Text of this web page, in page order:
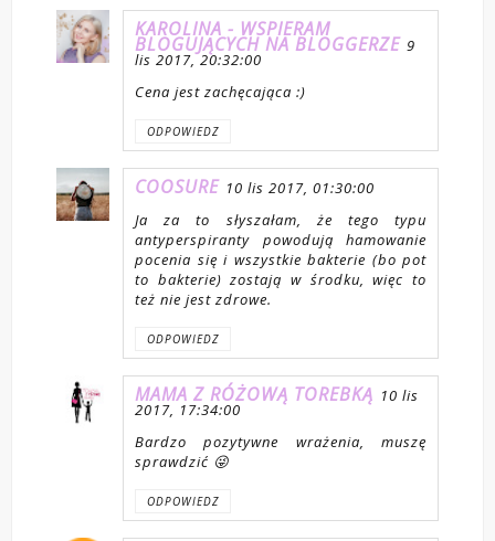
KAROLINA - WSPIERAM
BLOGUJĄCYCH NA BLOGGERZE 9
lis 2017, 20:32:00
Cena jest zachęcająca :)
ODPOWIEDZ
COOSURE 10 lis 2017, 01:30:00
Ja za to słyszałam, że tego typu
antyperspiranty powodują hamowanie
pocenia się i wszystkie bakterie (bo pot
to bakterie) zostają w środku, więc to
też nie jest zdrowe.
ODPOWIEDZ
MAMA Z RÓŻOWĄ TOREBKĄ 10 lis
2017, 17:34:00
Bardzo pozytywne wrażenia, muszę
sprawdzić 😜
ODPOWIEDZ